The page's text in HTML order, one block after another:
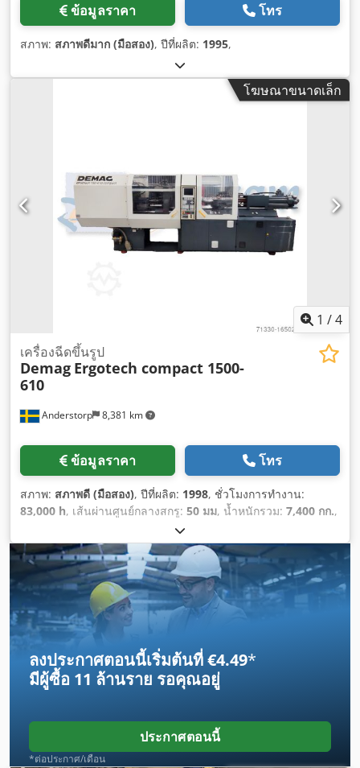
ข้อมูลราคา โทร
สภาพ: สภาพดีมาก (มือสอง), ปีที่ผลิต: 1995,
โฆษณาขนาดเล็ก
1 /4
Anderstorp 8,381 km
เครื่องฉีดขึ้นรูป
Demag Ergotech compact 1500-
610
ข้อมูลราคา โทร
สภาพ: สภาพดี (มือสอง), ปีที่ผลิต: 1998, ชั่วโมงการทำงาน:
83,000 h, เส้นผ่านศูนย์กลางสกรู: 50 มม, น้ำหนักรวม: 7,400 กก.,
ลงประกาศตอนนี้เริ่มต้นที่ €4.49*
มีผู้ซื้อ 11 ล้านราย รอคุณอยู่
ประกาศตอนนี้
*ต่อประกาศ/เดือน